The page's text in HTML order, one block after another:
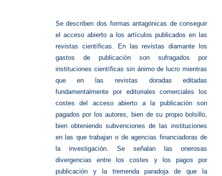
Se describen dos formas antagónicas de conseguir
el acceso abierto a los artículos publicados en las
revistas científicas. En las revistas diamante los
gastos de publicación son sufragados por
instituciones científicas sin ánimo de lucro mientras
que en las revistas doradas editadas
fundamentalmente por editoriales comerciales los
costes del acceso abierto a la publicación son
pagados por los autores, bien de su propio bolsillo,
bien obteniendo subvenciones de las instituciones
en las que trabajan o de agencias financiadoras de
la investigación. Se señalan las onerosas
divergencias entre los costes y los pagos por
publicación y la tremenda paradoja de que la